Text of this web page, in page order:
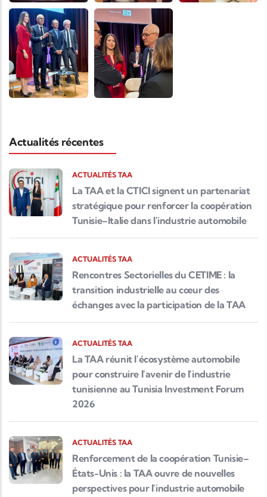
Actualités récentes
ACTUALITÉS TAA
La TAA et la CTICI signent un partenariat
stratégique pour renforcer la coopération
Tunisie–Italie dans l'industrie automobile
ACTUALITÉS TAA
Rencontres Sectorielles du CETIME : la
transition industrielle au cœur des
échanges avec la participation de la TAA
ACTUALITÉS TAA
La TAA réunit l'écosystème automobile
pour construire l'avenir de l'industrie
tunisienne au Tunisia Investment Forum
2026
ACTUALITÉS TAA
Renforcement de la coopération Tunisie–
États-Unis : la TAA ouvre de nouvelles
perspectives pour l'industrie automobile